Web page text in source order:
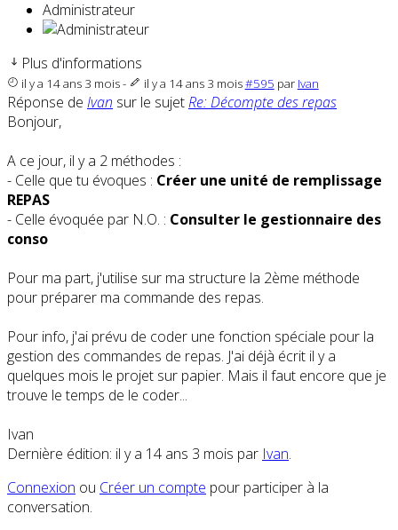
Administrateur
Plus d'informations
il y a 14 ans 3 mois- il y a 14 ans 3 mois#595 par Ivan
Réponse de Ivan sur le sujetRe: Décompte des repas
Bonjour,
A ce jour, il y a 2 méthodes :
- Celle que tu évoques : Créer une unité de remplissage
REPAS
- Celle évoquée par N.O. : Consulter le gestionnaire des
conso
Pour ma part, j'utilise sur ma structure la 2ème méthode
pour préparer ma commande des repas.
Pour info, j'ai prévu de coder une fonction spéciale pour la
gestion des commandes de repas. J'ai déjà écrit il y a
quelques mois le projet sur papier. Mais il faut encore que je
trouve le temps de le coder...
Ivan
Dernière édition: il y a 14 ans 3 mois par Ivan.
Connexion ou Créer un compte pour participer à la
conversation.